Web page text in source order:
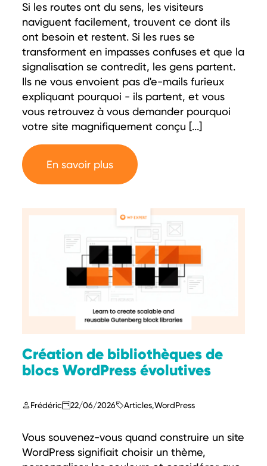
Si les routes ont du sens, les visiteurs
naviguent facilement, trouvent ce dont ils
ont besoin et restent. Si les rues se
transforment en impasses confuses et que la
signalisation se contredit, les gens partent.
Ils ne vous envoient pas d'e-mails furieux
expliquant pourquoi - ils partent, et vous
vous retrouvez à vous demander pourquoi
votre site magnifiquement conçu [...]
En savoir plus
Création de bibliothèques de
blocs WordPress évolutives
Frédéric 22/06/2026 Articles,WordPress
Vous souvenez-vous quand construire un site
WordPress signifiait choisir un thème,